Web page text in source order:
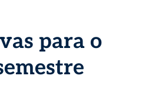
para o